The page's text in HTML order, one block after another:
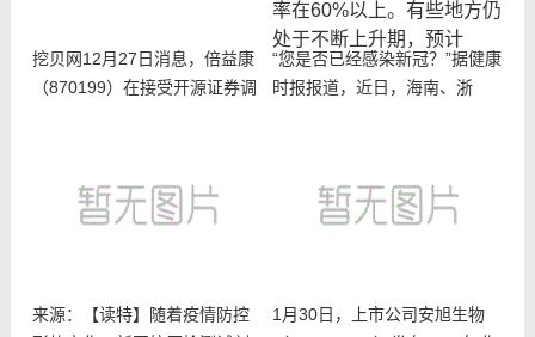
挖贝网12月27日消息，倍益康
（870199）在接受开源证券调
于 2023 年投产上市。倍益康
表示，截至目前
“您是否已经感染新冠？”据健康
时报报道，近日，海南、浙
上。有些地方仍处于不断上升
期，预计
来源：【读特】随着疫情防控
1月30日，上市公司安旭生物